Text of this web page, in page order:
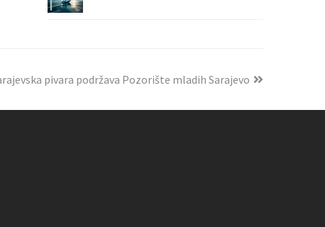
pivara podržava Pozorište mladih Sarajevo